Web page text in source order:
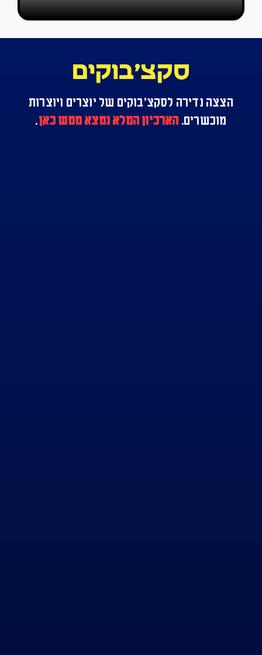
סקצ׳בוקים
הצצה נדירה לסקצ׳בוקים של יוצרים ויוצרות
מוכשרים. הארכיון המלא נמצא ממש כאן.